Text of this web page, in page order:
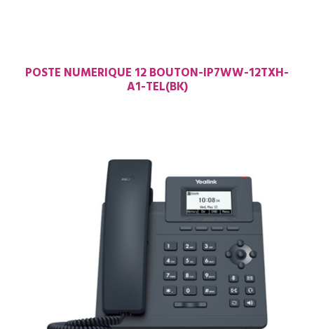
POSTE NUMERIQUE 12 BOUTON-IP7WW-12TXH-
A1-TEL(BK)